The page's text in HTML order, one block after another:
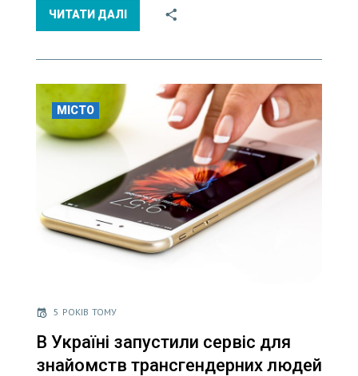
ЧИТАТИ ДАЛІ
МІСТО
5 РОКІВ ТОМУ
В Україні запустили сервіс для
знайомств трансгендерних людей